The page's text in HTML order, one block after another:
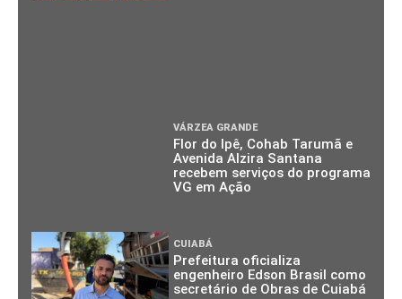
VÁRZEA GRANDE
Flor do Ipê, Cohab Tarumã e
Avenida Alzira Santana
recebem serviços do programa
VG em Ação
CUIABÁ
Prefeitura oficializa
engenheiro Edson Brasil como
secretário de Obras de Cuiabá